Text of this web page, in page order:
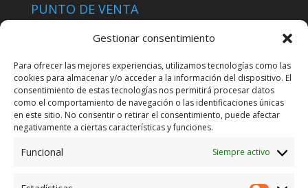
Gestionar consentimiento
Para ofrecer las mejores experiencias, utilizamos tecnologías como las
cookies para almacenar y/o acceder a la información del dispositivo. El
consentimiento de estas tecnologías nos permitirá procesar datos
como el comportamiento de navegación o las identificaciones únicas
en este sitio. No consentir o retirar el consentimiento, puede afectar
negativamente a ciertas características y funciones.
Funcional Siempre activo
PUNTO DE VENTA
C/ San José 6, 11004 Cádiz
LEGAL
POLÍTICA DE ENVÍO
TERMINOS Y CONDICIONES